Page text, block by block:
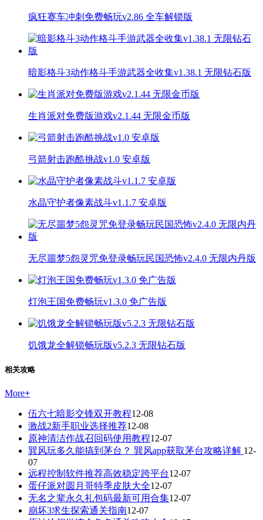
疯狂赛车冲刺免费畅玩v2.86 全车解锁版
暗影格斗3动作格斗手游武器全收集v1.38.1 无限钻石版
生肖派对免费版游戏v2.1.44 无限金币版
弓箭射击跑酷挑战v1.0 安卓版
水晶守护者像素战斗v1.1.7 安卓版
无尽噩梦5怨灵咒免登录畅玩民国恐怖v2.4.0 无限内丹版
灯泡王国免费畅玩v1.3.0 免广告版
饥饿龙全解锁畅玩版v5.2.3 无限钻石版
相关攻略
More+
伍六七暗影交锋双开教程12-08
激战2新手职业选择推荐12-08
原神清洁作战召回码使用教程12-07
巽风玩多久能搞到茅台？ 巽风app获取茅台攻略详解 12-
07
远程控制软件推荐高效稳定跨平台12-07
蛋仔派对圆月哥特季皮肤大全12-07
无名之辈永久礼包码最新可用合集12-07
崩坏3求生探索通关指南12-07